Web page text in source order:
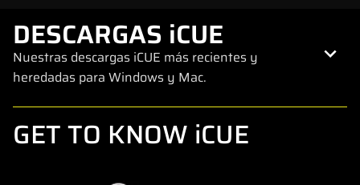
DESCARGAS iCUE
Nuestras descargas iCUE más recientes y
heredadas para Windows y Mac.
GET TO KNOW iCUE